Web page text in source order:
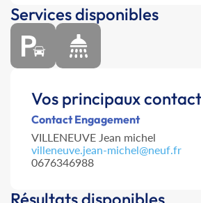
Services disponibles
Vos principaux
Contact Engagement
VILLENEUVE Jean michel
villeneuve.jean-michel@neuf.fr
0676346988